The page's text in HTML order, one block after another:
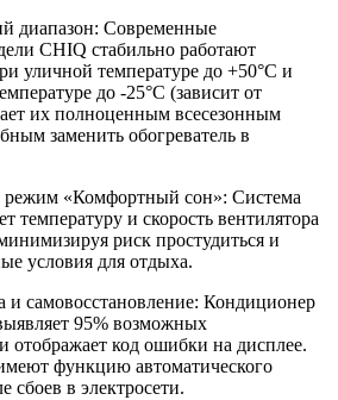
диапазон: Современные
CHIQ стабильно работают
уличной температуре до +50°С и
до -25°С (зависит от
их полноценным всесезонным
заменить обогреватель в
режим «Комфортный сон»: Система
температуру и скорость вентилятора
риск простудиться и
условия для отдыха.
и самовосстановление: Кондиционер
95% возможных
отображает код ошибки на дисплее.
функцию автоматического
сбоев в электросети.